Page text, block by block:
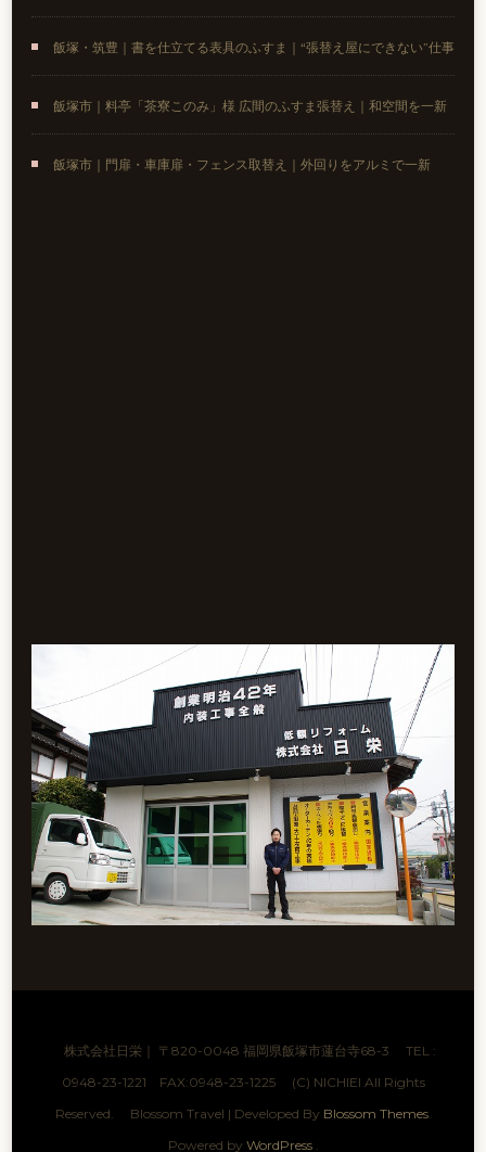
飯塚・筑豊｜書を仕立てる表具のふすま｜“張替え屋にできない”仕事
飯塚市｜料亭「茶寮このみ」様 広間のふすま張替え｜和空間を一新
飯塚市｜門扉・車庫扉・フェンス取替え｜外回りをアルミで一新
株式会社日栄｜ 〒820-0048 福岡県飯塚市蓮台寺68-3 TEL :
0948-23-1221 FAX:0948-23-1225 (C) NICHIEI All Rights
Reserved.
Blossom Travel | Developed By Blossom Themes.
Powered by WordPress.